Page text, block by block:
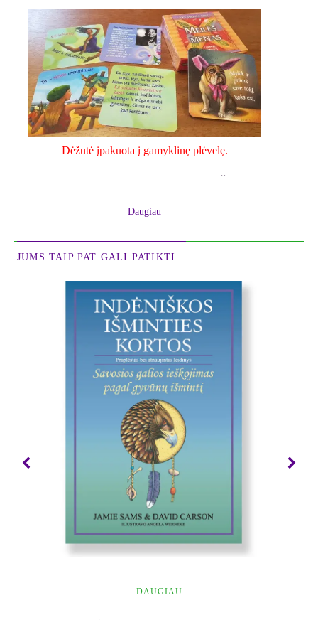
Dėžutė įpakuota į gamyklinę plėvelę.
Pasak Don Miguelio, Laimė kyla paties žmogaus
jos padės jums pažinti tikrąją savo pačių prigimtį, o
ji - tai laimė, laisvė ir meilė. Kai suvoksite, kad
niekas kitas negali suteikti jums laimės, ir kad laimė
yra meilės pasekmė, įvaldysite didįjį toltekų meną -
Tikiuosi, kad šios kortos primins jums, kad
žaidimas yra labai svarbi meilės santykių dalis."
- Su meile, don Miguelis Ruizas
Don Miguel Ruiz - Erelio Riterio giminės
mokytojas, savo gyvenimą skyręs senovės toltekų
žinioms ir mokymui skleisti. Don Miguelis yra
populiariausias New York Times autorius, parašęs
knygas Keturios toltekų išmintys, Meilės menas ir
Malda. Šiuo metu gyvena San Diege, Kalifornijoje.
Daugiau
JUMS TAIP PAT GALI PATIKTI…
DAUGIAU